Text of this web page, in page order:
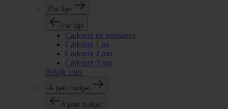
Par âge
Par âge
Cadeaux de naissance
Cadeaux 1 an
Cadeaux 2 ans
Cadeaux 3 ans
Bekijk alles
À petit budget
À petit budget